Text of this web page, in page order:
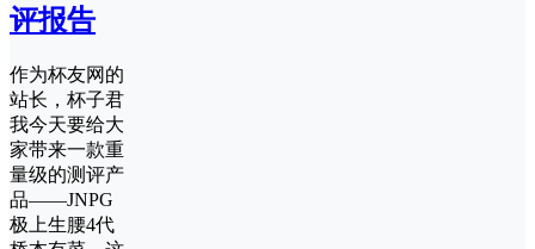
评报告
作为杯友网的
站长，杯子君
我今天要给大
家带来一款重
量级的测评产
品——JNPG
极上生腰4代